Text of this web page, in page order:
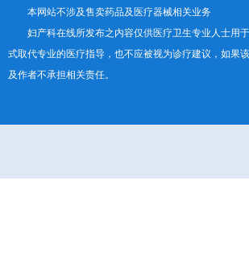
本网站不涉及售卖药品及医疗器械相关业务
妇产科在线所发布之内容仅供医疗卫生专业人士用
式取代专业的医疗指导，也不应被视为诊疗建议，如果
及作者不承担相关责任。